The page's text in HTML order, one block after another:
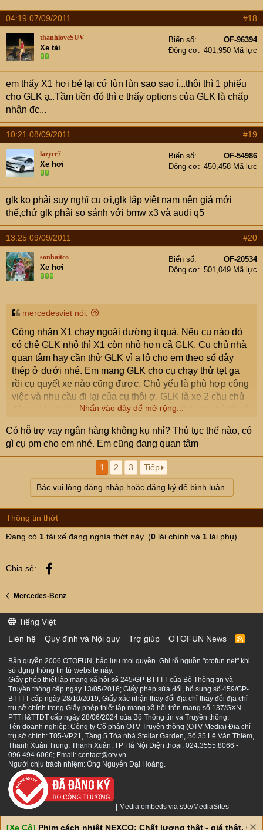
04:19 07/09/2011 #18
thanhloveSUV
Xe tải
Biển số
OF-96394
Động cơ
401,950 Mã lực
em thấy X1 hơi bé lại cứ lùn lùn sao sao í...thôi thì 1 phiếu
cho GLK ạ..Tầm tiền đó thì e thấy options của GLK là chấp
nhận đc...
10:21 08/09/2011 #19
lazycr7
Xe hơi
Biển số
OF-54986
Động cơ
450,458 Mã lực
glk ko phải suy nghĩ cụ ơi,glk lắp việt nam nên giá mới
thế,chứ glk phải so sánh với bmw x3 và audi q5
13:25 09/09/2011 #20
sonhaitco
Xe hơi
Biển số
OF-20534
Động cơ
501,049 Mã lực
mercedesviet nói:
Công nhận X1 chạy ngoài đường ít quá. Nếu cụ nào đó
có chê GLK nhỏ thì X1 còn nhỏ hơn cả GLK. Cụ chủ nhà
quan tâm hay cần thử GLK vì a lô cho em theo số dây
thép ở dưới nhé. Em mang GLK cho cụ chạy thử tẹt ga
rồi cụ quyết xe nào cũng được. Chủ yếu là phù hợp công
việc và nhu cầu đi lại của cụ thôi ợ. GLK là xe 2 cầu chủ
động toàn thời gian mà cụ. Xe GLK 300 4MATIC thì tất cả
cụ ợ.
Nhấn vào đây để mở rộng...
Có hỗ trợ vay ngân hàng không kụ nhỉ? Thủ tục thế nào, có
gì cụ pm cho em nhé. Em cũng đang quan tâm
1 2 3 Tiếp
Bác vui lòng đăng nhập hoặc đăng ký để bình luận.
Thông tin thớt
Đang có 1 tài xế đang nghía thớt này. (0 lái chính và 1 lái phụ)
Chia sẻ:
Mercedes-Benz
Tiếng Việt
Liên hệ
Quy định và Nội quy Trợ giúp OTOFUN News
R
S
Bản quyền 2006 OTOFUN, bảo lưu mọi quyền. Ghi rõ nguồn "otofun.net" khi
sử dụng thông tin từ website này.
Giấy phép thiết lập mạng xã hội số 245/GP-BTTTT của Bộ Thông tin và
Truyền thông cấp ngày 13/05/2016; Giấy phép sửa đổi, bổ sung số 459/GP-
BTTTT cấp ngày 28/10/2019; Giấy xác nhận thay đổi địa chỉ thay đổi địa chỉ
trụ sở chính trong Giấy phép thiết lập mạng xã hội trên mạng số 137/GXN-
PTTH&TTĐT cấp ngày 28/06/2024 của Bộ Thông tin và Truyền thông.
Tên doanh nghiệp: Công ty Cổ phần OTV Truyền thông (OTV Media) Địa chỉ
trụ sở chính: T05-VP21, Tầng 5 Tòa nhà Stellar Garden, Số 35 Lê Văn Thiêm,
Thanh Xuân Trung, Thanh Xuân, TP Hà Nội Điện thoại: 024.3555.8066 -
096.494.6066; Email: contact@otv.vn
Người chịu trách nhiệm: Ông Nguyễn Đại Hoàng.
Media embeds via s9e/MediaSites
[Xe Cộ] Phim cách nhiệt NEXCO: Chất lượng thật - giá thật. Giá